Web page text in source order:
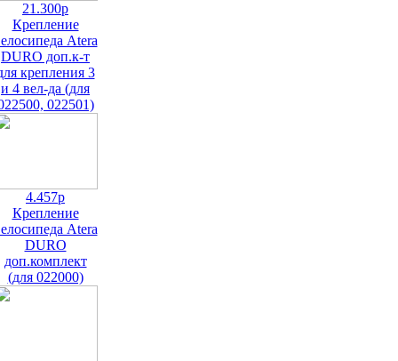
21.300р
Крепление
Atera
DURO доп.к-т
крепления 3
и 4 вел-да (для
022501)
4.457р
Крепление
Atera
DURO
доп.комплект
(для 022000)